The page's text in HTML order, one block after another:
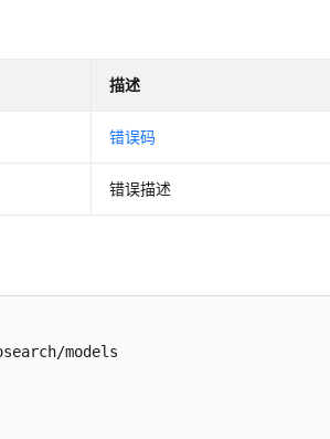
描述
错误码
错误描述
models